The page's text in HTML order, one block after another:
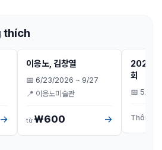
thích
→
전시
이응노, 김창열
📅 6/23/2026 ~ 9/27
📍 이응노미술관
từ ₩600 →
2026 서
회
📅 5/1/
Thông